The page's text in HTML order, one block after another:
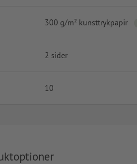
300 g/m² kunsttrykpapir
2 sider
10